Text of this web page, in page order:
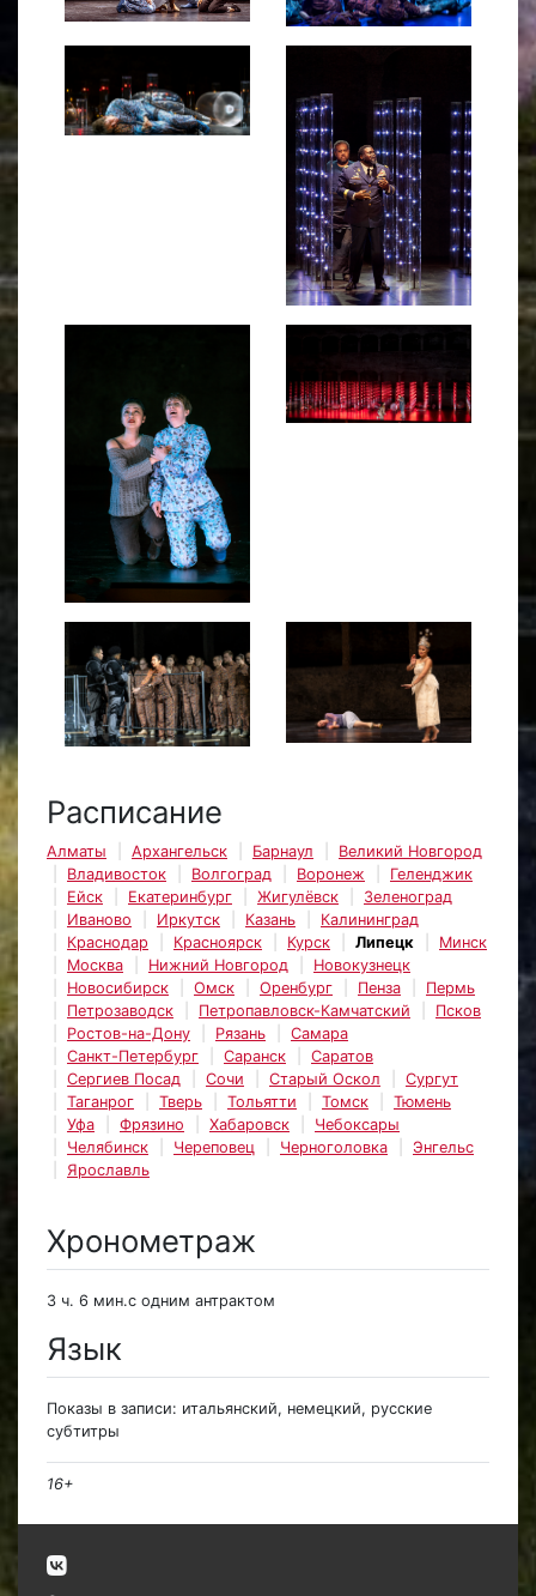
Расписание
Алматы Архангельск Барнаул
Великий Новгород
Владивосток
Волгоград Воронеж
Геленджик
Ейск
Екатеринбург Жигулёвск
Зеленоград
Иваново
Иркутск Казань
Калининград
Краснодар
Красноярск Курск Липецк
Минск
Москва
Нижний Новгород
Новокузнецк
Новосибирск
Омск Оренбург Пенза
Пермь
Петрозаводск
Петропавловск-Камчатский
Псков
Ростов-на-Дону
Рязань
Самара
Санкт-Петербург
Саранск
Саратов
Сергиев Посад
Сочи Старый Оскол
Сургут
Таганрог
Тверь Тольятти Томск
Тюмень
Уфа
Фрязино Хабаровск
Чебоксары
Челябинск
Череповец Черноголовка
Энгельс
Ярославль
Хронометраж
3 ч. 6 мин.с одним антрактом
Язык
Показы в записи: итальянский, немецкий, русские
субтитры
16+